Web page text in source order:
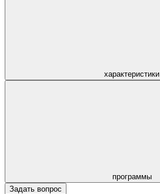
характеристики
программы
Задать вопрос